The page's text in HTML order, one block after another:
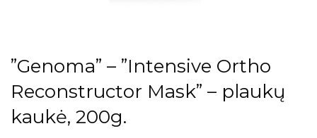
”Genoma” – ”Intensive Ortho
Reconstructor Mask” – plaukų
kaukė, 200g.